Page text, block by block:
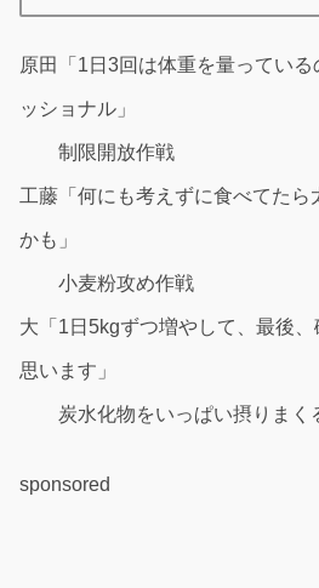
原田「1日3回は体重を量ってい
ッショナル」
制限開放作戦
工藤「何にも考えずに食べてたら
かも」
小麦粉攻め作戦
大「1日5kgずつ増やして、最後
思います」
炭水化物をいっぱい摂りまく
sponsored